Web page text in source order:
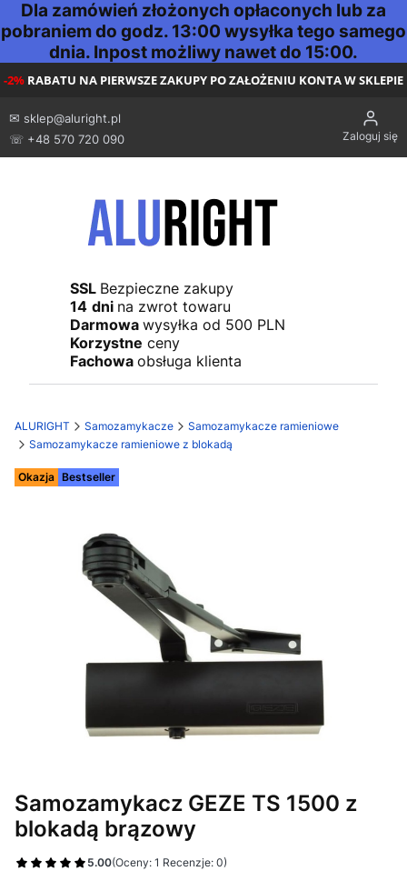
Dla zamówień złożonych opłaconych lub za
pobraniem do godz. 13:00 wysyłka tego samego
dnia. Inpost możliwy nawet do 15:00.
-2% RABATU NA PIERWSZE ZAKUPY PO ZAŁOŻENIU KONTA W SKLEPIE
✉ sklep@aluright.pl
☏ +48 570 720 090
Zaloguj się
SSL Bezpieczne zakupy
14 dni na zwrot towaru
Darmowa wysyłka od 500 PLN
Korzystne ceny
Fachowa obsługa klienta
ALURIGHT Samozamykacze
Samozamykacze ramieniowe
Samozamykacze ramieniowe z blokadą
Etykiety
Okazja Bestseller
Samozamykacz GEZE TS 1500 z
blokadą brązowy
5.00(Oceny: 1 Recenzje: 0)
Przejdź do sekcji Opinie